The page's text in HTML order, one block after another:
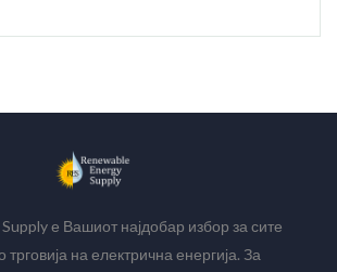
е Вашиот најдобар избор за сите
трговија на електрична енергија. За